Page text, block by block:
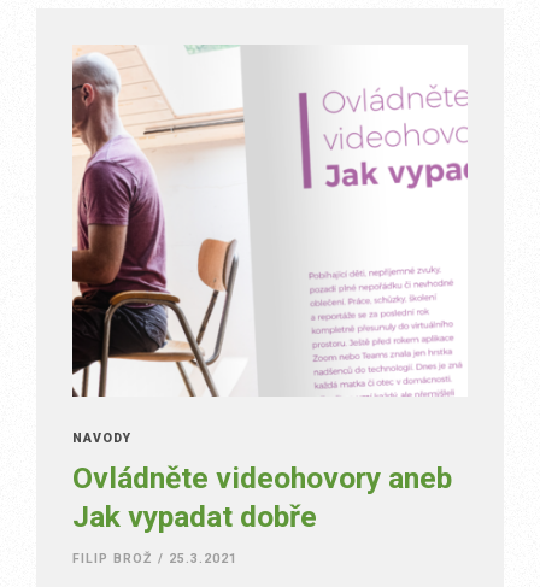
NÁVODY
Ovládněte videohovory aneb
Jak vypadat dobře
FILIP BROŽ / 25.3.2021